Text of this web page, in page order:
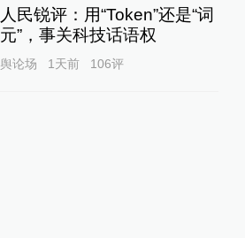
人民锐评：用“Token”还是“词
元”，事关科技话语权
舆论场 1天前 106评